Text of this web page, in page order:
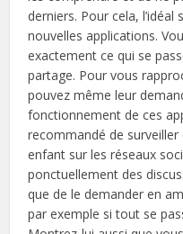
derniers. Pour cela,
nouvelles applications.
exactement ce qui se
partage. Pour vous
pouvez même leur
fonctionnement de ces
recommandé de
enfant sur les réseaux
ponctuellement des
que de le demander en
par exemple si tout se